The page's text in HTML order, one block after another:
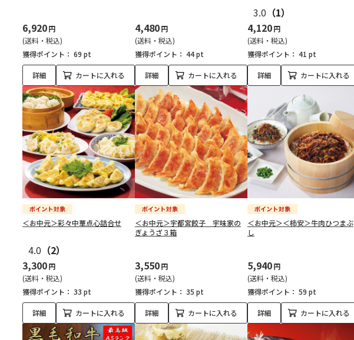
6,920円
(送料・税込)
獲得ポイント： 69 pt
詳細 カートに入れる
4,480円
(送料・税込)
獲得ポイント： 44 pt
詳細 カートに入れる
3.0 （1）
4,120円
(送料・税込)
獲得ポイント： 41 pt
詳細 カートに入れる
＜お中元＞彩々中華点心詰合せ
4.0 （2）
3,300円
(送料・税込)
獲得ポイント： 33 pt
詳細 カートに入れる
＜お中元＞宇都宮餃子 宇味家の
ぎょうざ３箱
3,550円
(送料・税込)
獲得ポイント： 35 pt
詳細 カートに入れる
＜お中元＞＜柿安＞牛肉ひつまぶ
し
5,940円
(送料・税込)
獲得ポイント： 59 pt
詳細 カートに入れる